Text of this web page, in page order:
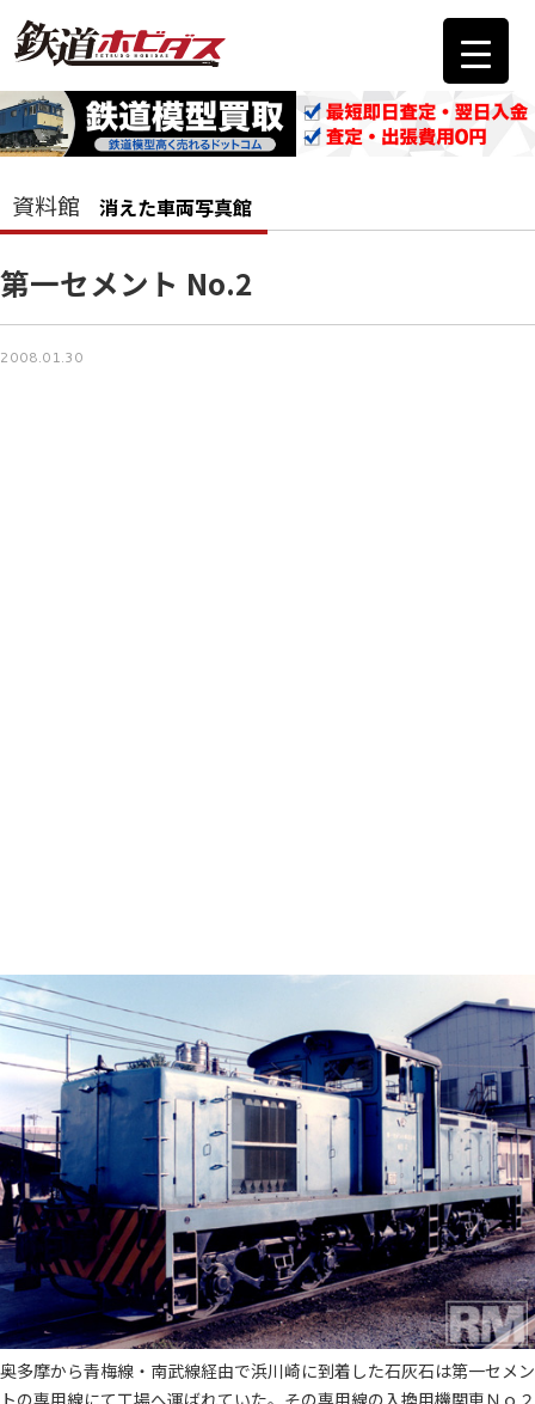
資料館 消えた車両写真館
第一セメント No.2
2008.01.30
奥多摩から青梅線・南武線経由で浜川崎に到着した石灰石は第一セメン
トの専用線にて工場へ運ばれていた。その専用線の入換用機関車Ｎｏ２